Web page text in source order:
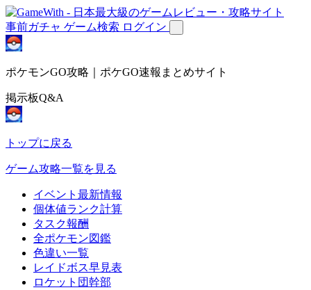
事前ガチャ ゲーム検索 ログイン
ポケモンGO攻略｜ポケGO速報まとめサイト
掲示板Q&A
トップに戻る
ゲーム攻略一覧を見る
イベント最新情報
個体値ランク計算
タスク報酬
全ポケモン図鑑
色違い一覧
レイドボス早見表
ロケット団幹部